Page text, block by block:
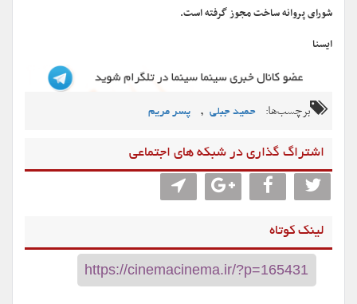
شورای پروانه ساخت مجوز گرفته است.
ایسنا
برچسب‌ها: حمید جبلی , پسر مریم
اشتراگ گذاری در شبکه های اجتماعی
لینک کوتاه